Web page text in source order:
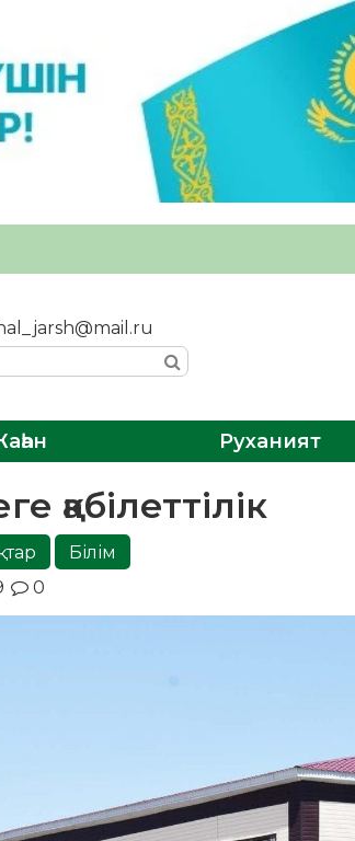
Руханият
қабілеттілік
Білім
0